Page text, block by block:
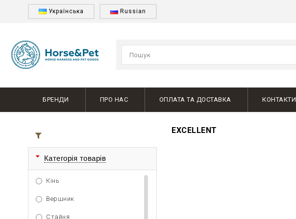
Українська Russian
БРЕНДИ ПРО НАС ОПЛАТА ТА ДОСТАВКА КОНТАКТИ
Категорія товарів
Кінь
Вершник
Стайня
EXCELLENT